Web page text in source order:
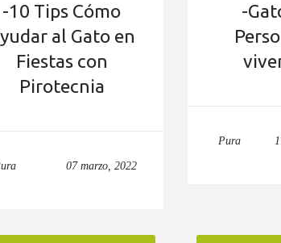
-10 Tips Cómo
al Gato en
Fiestas con
Pirotecnia
07 marzo, 2022
-
Pura